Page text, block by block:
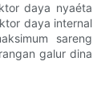
daya nyaéta
daya internal
sareng
galur dina